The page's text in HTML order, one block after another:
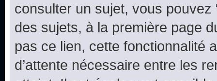
consulter un sujet, vous pouvez
des sujets, à la première page
pas ce lien, cette fonctionnalité
d’attente nécessaire entre les